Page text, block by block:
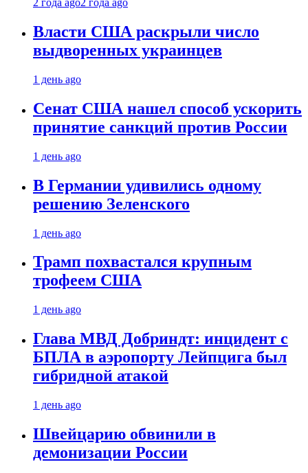
2 года ago2 года ago
Власти США раскрыли число
выдворенных украинцев
1 день ago
Сенат США нашел способ ускорить
принятие санкций против России
1 день ago
В Германии удивились одному
решению Зеленского
1 день ago
Трамп похвастался крупным
трофеем США
1 день ago
Глава МВД Добриндт: инцидент с
БПЛА в аэропорту Лейпцига был
гибридной атакой
1 день ago
Швейцарию обвинили в
демонизации России